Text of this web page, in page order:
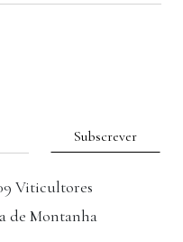
Viticultores
de Montanha